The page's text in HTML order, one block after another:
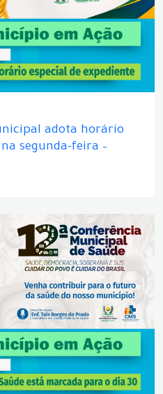
adota horário
segunda-feira –